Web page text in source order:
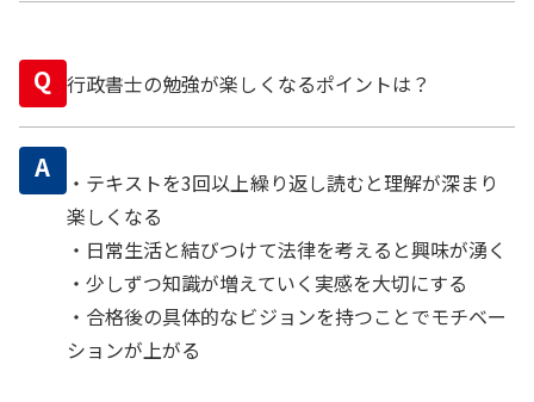
Q 行政書士の勉強が楽しくなるポイントは？
A
・テキストを3回以上繰り返し読むと理解が深まり
楽しくなる
・日常生活と結びつけて法律を考えると興味が湧く
・少しずつ知識が増えていく実感を大切にする
・合格後の具体的なビジョンを持つことでモチベー
ションが上がる